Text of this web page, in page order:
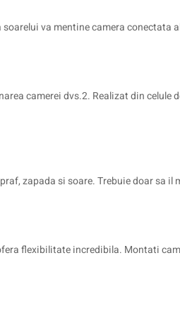
va mentine camera
camerei dvs.2. Realizat din
zapada si soare. Trebuie doar sa
flexibilitate incredibila. Montati